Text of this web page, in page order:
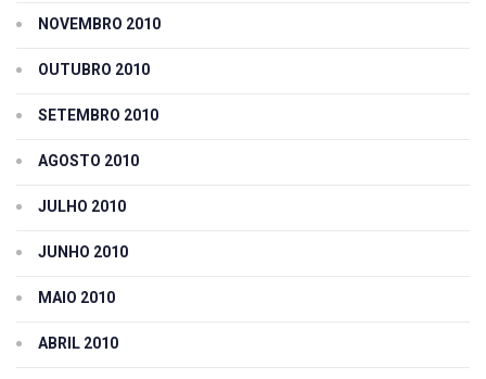
NOVEMBRO 2010
OUTUBRO 2010
SETEMBRO 2010
AGOSTO 2010
JULHO 2010
JUNHO 2010
MAIO 2010
ABRIL 2010